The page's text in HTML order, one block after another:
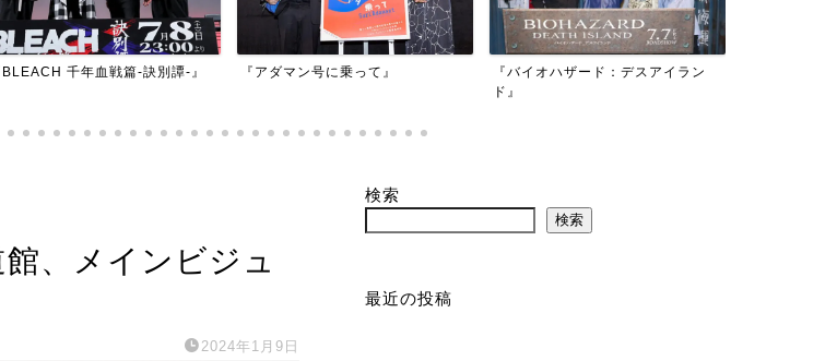
BLEACH 千年血戦篇-訣別譚-』 『アダマン号に乗って』
『バイオハザード：デスアイラン
ド』
、メインビジュ
2024年1月9日
検索
検索
最近の投稿